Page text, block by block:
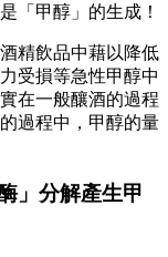
「甲醇」的生成！
精飲品中藉以降低
受損等急性甲醇中
在一般釀酒的過程
過程中，甲醇的量
」分解產生甲